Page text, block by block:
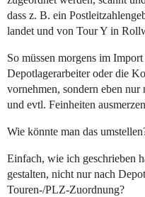
dass z. B. ein
landet und von Tour Y in
So müssen morgens im
Depotlagerarbeiter oder die
vornehmen, sondern eben
und evtl. Feinheiten
Wie könnte man das
Einfach, wie ich geschrieben
gestalten, nicht nur nach
Touren-/PLZ-Zuordnung?